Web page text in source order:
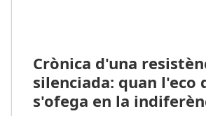
Crònica d'una
silenciada: quan l'eco
s'ofega en la